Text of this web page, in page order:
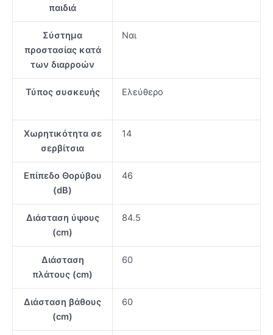
παιδιά
Σύστημα
προστασίας κατά
των διαρροών
Ναι
Τύπος συσκευής Ελεύθερο
Χωρητικότητα σε
σερβίτσια
14
Επίπεδο Θορύβου
(dB)
46
Διάσταση ύψους
(cm)
84.5
Διάσταση
πλάτους (cm)
60
Διάσταση βάθους
(cm)
60